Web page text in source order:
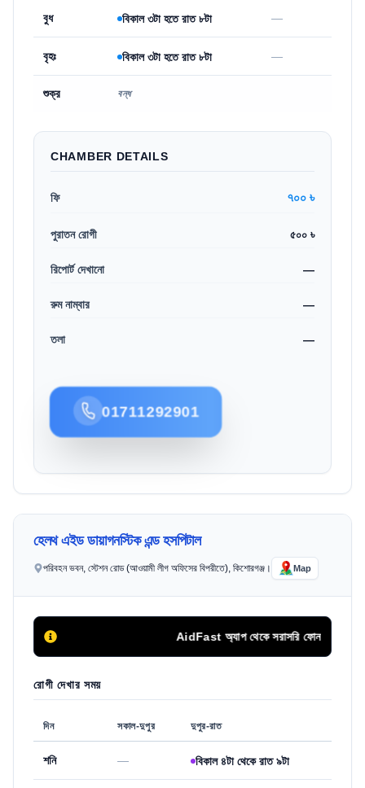
বুধ বিকাল ৩টা হতে রাত ৮টা —
বৃহঃ বিকাল ৩টা হতে রাত ৮টা —
শুক্র বন্ধ
CHAMBER DETAILS
ফি ৭০০ ৳
পুরাতন রোগী ৫০০ ৳
রিপোর্ট দেখানো —
রুম নাম্বার —
তলা —
01711292901
হেলথ এইড ডায়াগনস্টিক এন্ড হসপিটাল
পরিবহন ভবন, স্টেশন রোড (আওয়ামী লীগ অফিসের বিপরীতে), কিশোরগঞ্জ। Map
AidFast অ্যাপ থেকে সরাসরি ফোন কলের মাধ্যমে
রোগী দেখার সময়
দিন সকাল-দুপুর দুপুর-রাত
শনি — বিকাল ৪টা থেকে রাত ৯টা